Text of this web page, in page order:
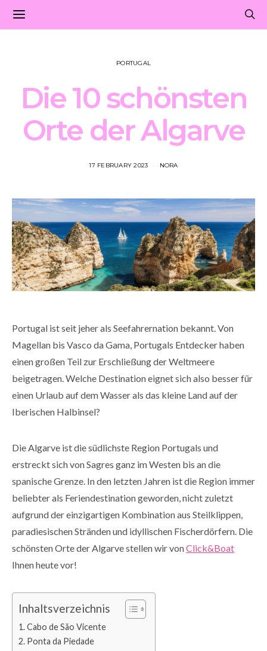
PORTUGAL
Die 10 schönsten
Orte der Algarve
17 FEBRUARY 2023 NORA
Portugal ist seit jeher als Seefahrernation bekannt. Von
Magellan bis Vasco da Gama, Portugals Entdecker haben
einen großen Teil zur Erschließung der Weltmeere
beigetragen. Welche Destination eignet sich also besser für
einen Urlaub auf dem Wasser als das kleine Land auf der
Iberischen Halbinsel?
Die Algarve ist die südlichste Region Portugals und
erstreckt sich von Sagres ganz im Westen bis an die
spanische Grenze. In den letzten Jahren ist die Region immer
beliebter als Feriendestination geworden, nicht zuletzt
aufgrund der einzigartigen Kombination aus Steilklippen,
paradiesischen Stränden und idyllischen Fischerdörfern. Die
schönsten Orte der Algarve stellen wir vonClick&Boat
Ihnen heute vor!
Inhaltsverzeichnis
Cabo de São Vicente
Ponta da Piedade